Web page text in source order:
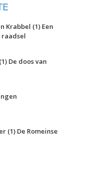
Krabbel (1) Een
raadsel
De doos van
(1) De Romeinse